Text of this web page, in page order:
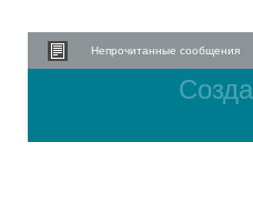
Непрочитанные сообщения